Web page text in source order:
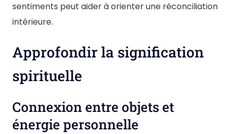
sentiments peut aider à orienter une réconciliation
intérieure.
Approfondir la signification
spirituelle
Connexion entre objets et
énergie personnelle